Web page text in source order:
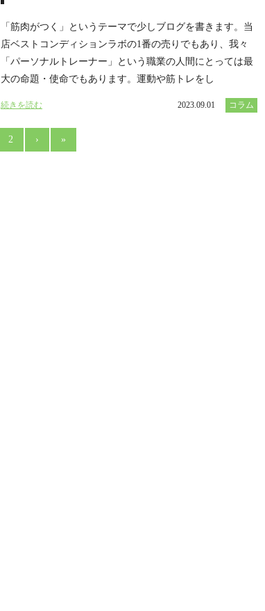
「筋肉がつく」というテーマで少しブログを書きます。当
店ベストコンディションラボの1番の売りでもあり、我々
「パーソナルトレーナー」という職業の人間にとっては最
大の命題・使命でもあります。運動や筋トレをし
続きを読む 2023.09.01 コラム
2 › »